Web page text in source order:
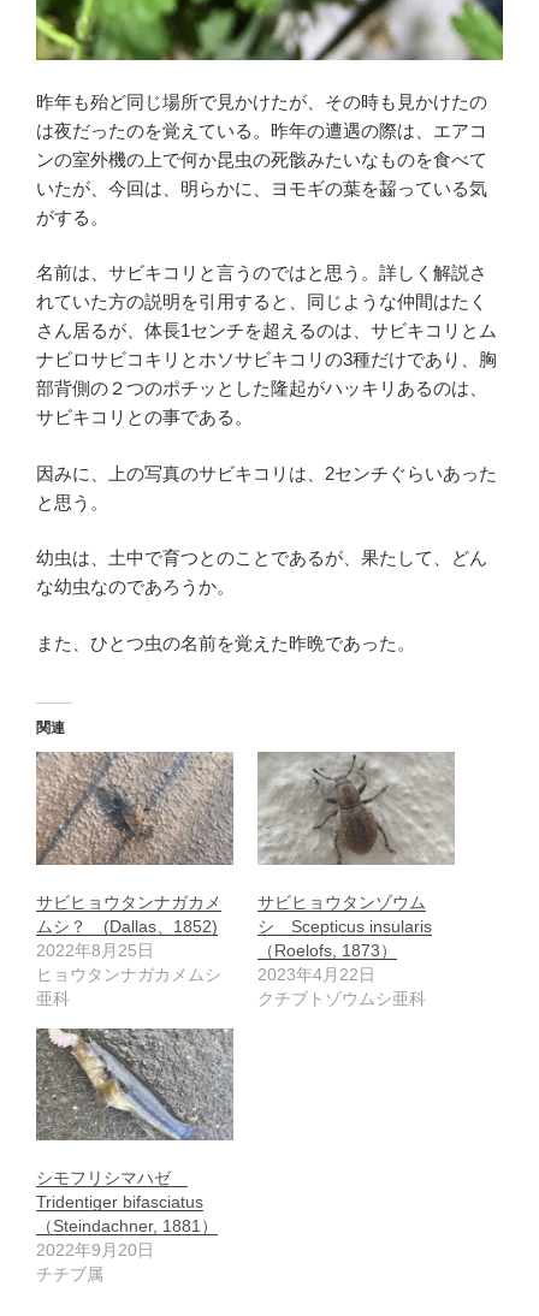
昨年も殆ど同じ場所で見かけたが、その時も見かけたの
は夜だったのを覚えている。昨年の遭遇の際は、エアコ
ンの室外機の上で何か昆虫の死骸みたいなものを食べて
いたが、今回は、明らかに、ヨモギの葉を齧っている気
がする。
名前は、サビキコリと言うのではと思う。詳しく解説さ
れていた方の説明を引用すると、同じような仲間はたく
さん居るが、体長1センチを超えるのは、サビキコリとム
ナビロサビコキリとホソサビキコリの3種だけであり、胸
部背側の２つのポチッとした隆起がハッキリあるのは、
サビキコリとの事である。
因みに、上の写真のサビキコリは、2センチぐらいあった
と思う。
幼虫は、土中で育つとのことであるが、果たして、どん
な幼虫なのであろうか。
また、ひとつ虫の名前を覚えた昨晩であった。
関連
サビヒョウタンナガカメ
ムシ？ (Dallas、1852)
2022年8月25日
ヒョウタンナガカメムシ
亜科
サビヒョウタンゾウム
シ Scepticus insularis
（Roelofs, 1873）
2023年4月22日
クチブトゾウムシ亜科
シモフリシマハゼ
Tridentiger bifasciatus
（Steindachner, 1881）
2022年9月20日
チチブ属